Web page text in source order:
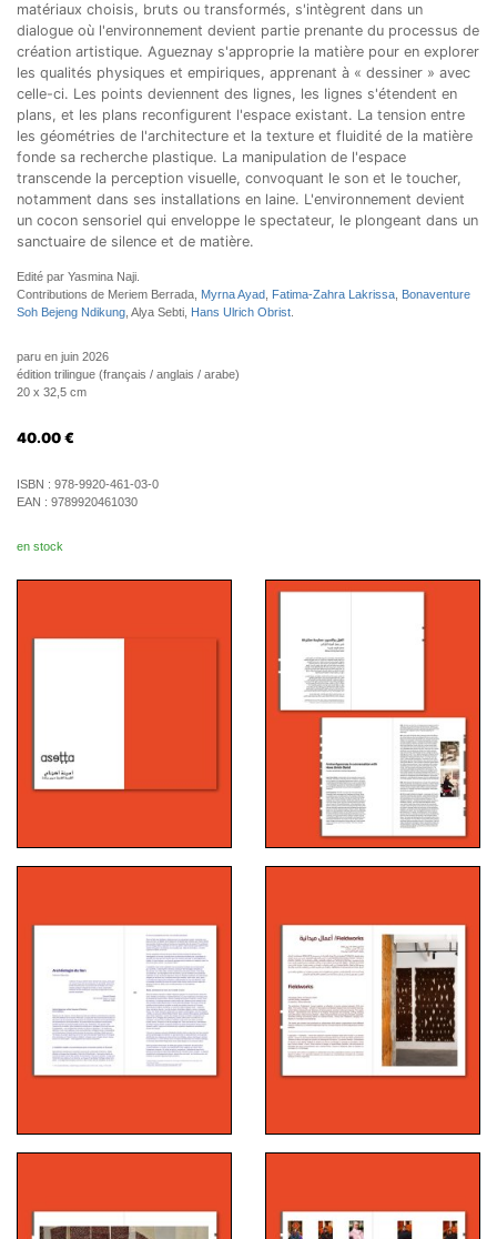
matériaux choisis, bruts ou transformés, s'intègrent dans un
dialogue où l'environnement devient partie prenante du processus de
création artistique. Agueznay s'approprie la matière pour en explorer
les qualités physiques et empiriques, apprenant à « dessiner » avec
celle-ci. Les points deviennent des lignes, les lignes s'étendent en
plans, et les plans reconfigurent l'espace existant. La tension entre
les géométries de l'architecture et la texture et fluidité de la matière
fonde sa recherche plastique. La manipulation de l'espace
transcende la perception visuelle, convoquant le son et le toucher,
notamment dans ses installations en laine. L'environnement devient
un cocon sensoriel qui enveloppe le spectateur, le plongeant dans un
sanctuaire de silence et de matière.
Edité par Yasmina Naji.
Contributions de Meriem Berrada, Myrna Ayad Fatima-Zahra Lakrissa Bonaventure
Soh Bejeng Ndikung , Alya Sebti, Hans Ulrich Obrist
paru en juin 2026
édition trilingue (français / anglais / arabe)
20 x 32,5 cm
40.00 €
ISBN : 978-9920-461-03-0
EAN : 9789920461030
en stock